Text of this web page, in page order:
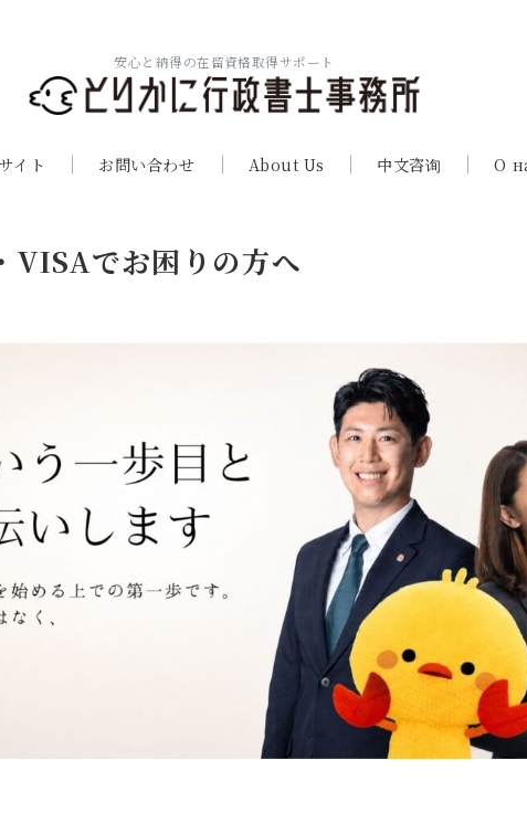
安心と納得の在留資格取得サポート
イト お問い合わせ About Us 中文咨询 О
VISAでお困りの方へ